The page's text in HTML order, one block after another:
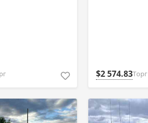
$2 574.83Торг